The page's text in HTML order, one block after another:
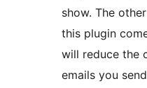
show. The
this plugin
will reduce the
emails you